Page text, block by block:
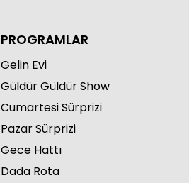
PROGRAMLAR
Gelin Evi
Güldür Güldür Show
Cumartesi Sürprizi
Pazar Sürprizi
Gece Hattı
Dada Rota